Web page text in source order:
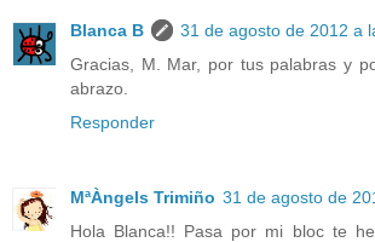
Blanca B
31 de agosto de 2012 a
Gracias, M. Mar, por tus palabras y
abrazo.
Responder
MªÀngels Trimiño 31 de agosto de
Hola Blanca!! Pasa por mi bloc te